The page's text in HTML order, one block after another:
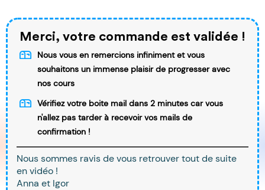
Merci, votre commande est validée !
Nous vous en remercions infiniment et vous
souhaitons un immense plaisir de progresser avec
nos cours
Vérifiez votre boite mail dans 2 minutes car vous
n'allez pas tarder à recevoir vos mails de
confirmation !
Nous sommes ravis de vous retrouver tout de suite
en vidéo !
Anna et Igor